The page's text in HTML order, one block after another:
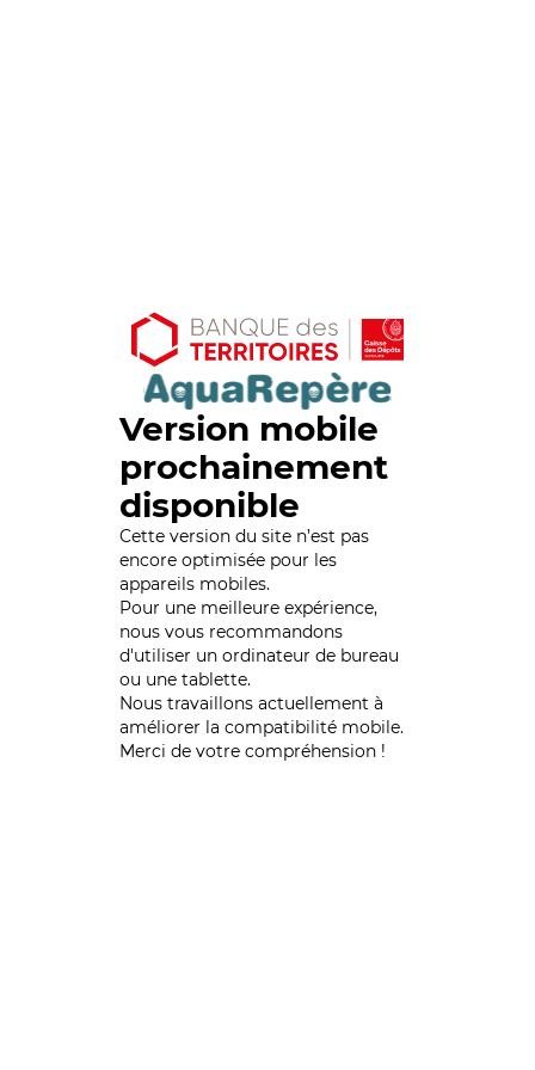
Version mobile
prochainement
disponible
Cette version du site n’est pas
encore optimisée pour les
appareils mobiles.
Pour une meilleure expérience,
nous vous recommandons
d'utiliser un ordinateur de bureau
ou une tablette.
Nous travaillons actuellement à
améliorer la compatibilité mobile.
Merci de votre compréhension !